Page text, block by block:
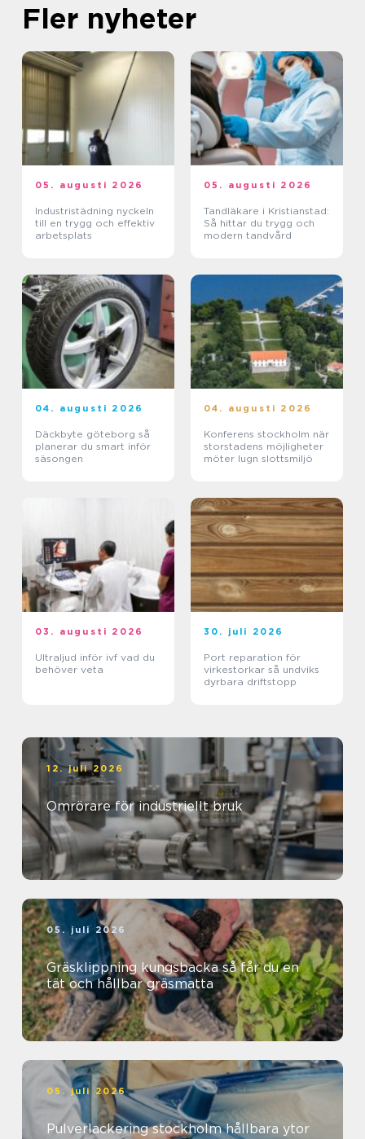
Fler nyheter
05. augusti 2026
Industristädning nyckeln
till en trygg och effektiv
arbetsplats
05. augusti 2026
Tandläkare i Kristianstad:
Så hittar du trygg och
modern tandvård
04. augusti 2026
Däckbyte göteborg så
planerar du smart inför
säsongen
04. augusti 2026
Konferens stockholm när
storstadens möjligheter
möter lugn slottsmiljö
03. augusti 2026
Ultraljud inför ivf vad du
behöver veta
30. juli 2026
Port reparation för
virkestorkar så undviks
dyrbara driftstopp
12. juli 2026
Omrörare för industriellt bruk
05. juli 2026
Gräsklippning kungsbacka så får du en
tät och hållbar gräsmatta
05. juli 2026
Pulverlackering stockholm hållbara ytor